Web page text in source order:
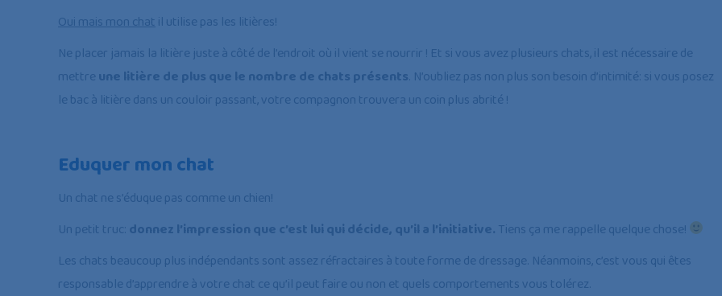
Oui mais mon chat il utilise pas les litières!
Ne placer jamais la litière juste à côté de l’endroit où il vient se nourrir ! Et si vous avez plusieurs chats, il est nécessaire de
mettre une litière de plus que le nombre de chats présents. N’oubliez pas non plus son besoin d’intimité: si vous posez
le bac à litière dans un couloir passant, votre compagnon trouvera un coin plus abrité !
Eduquer mon chat
Un chat ne s’éduque pas comme un chien!
Un petit truc: donnez l’impression que c’est lui qui décide, qu’il a l’initiative. Tiens ça me rappelle quelque chose!
Les chats beaucoup plus indépendants sont assez réfractaires à toute forme de dressage. Néanmoins, c’est vous qui êtes
responsable d’apprendre à votre chat ce qu’il peut faire ou non et quels comportements vous tolérez.